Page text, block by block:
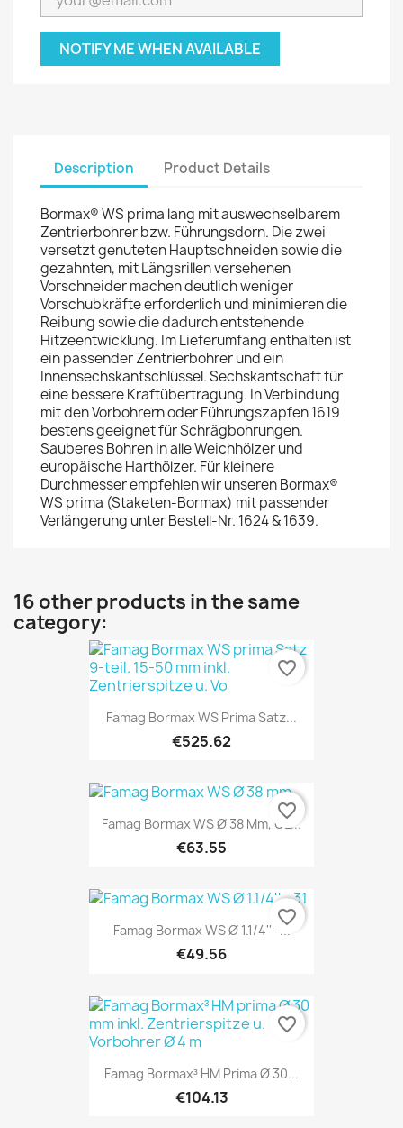
NOTIFY ME WHEN AVAILABLE
Description Product Details
Bormax® WS prima lang mit auswechselbarem
Zentrierbohrer bzw. Führungsdorn. Die zwei
versetzt genuteten Hauptschneiden sowie die
gezahnten, mit Längsrillen versehenen
Vorschneider machen deutlich weniger
Vorschubkräfte erforderlich und minimieren die
Reibung sowie die dadurch entstehende
Hitzeentwicklung. Im Lieferumfang enthalten ist
ein passender Zentrierbohrer und ein
Innensechskantschlüssel. Sechskantschaft für
eine bessere Kraftübertragung. In Verbindung
mit den Vorbohrern oder Führungszapfen 1619
bestens geeignet für Schrägbohrungen.
Sauberes Bohren in alle Weichhölzer und
europäische Harthölzer. Für kleinere
Durchmesser empfehlen wir unseren Bormax®
WS prima (Staketen-Bormax) mit passender
Verlängerung unter Bestell-Nr. 1624 & 1639.
16 other products in the same
category:
Famag Bormax WS Prima Satz...
€525.62
favorite_border
Famag Bormax WS Ø 38 Mm, GL...
€63.55
favorite_border
Famag Bormax WS Ø 1.1/4'' -...
€49.56
favorite_border
Famag Bormax³ HM Prima Ø 30...
€104.13
favorite_border